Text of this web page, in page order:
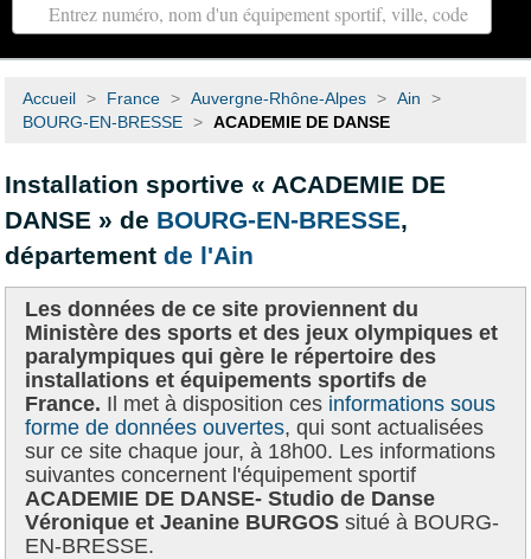
Accueil
Autour de moi
Toutes les régions
Contact
Recherche avancée
Accueil > France > Auvergne-Rhône-Alpes > Ain
>
BOURG-EN-BRESSE > ACADEMIE DE DANSE
Installation sportive « ACADEMIE DE
DANSE » de BOURG-EN-BRESSE,
départementde l'Ain
Les données de ce site proviennent du
Ministère des sports et des jeux olympiques et
paralympiques qui gère le répertoire des
installations et équipements sportifs de
France. Il met à disposition ces informations sous
forme de données ouvertes, qui sont actualisées
sur ce site chaque jour, à 18h00. Les informations
suivantes concernent l'équipement sportif
ACADEMIE DE DANSE- Studio de Danse
Véronique et Jeanine BURGOS situé à BOURG-
EN-BRESSE.